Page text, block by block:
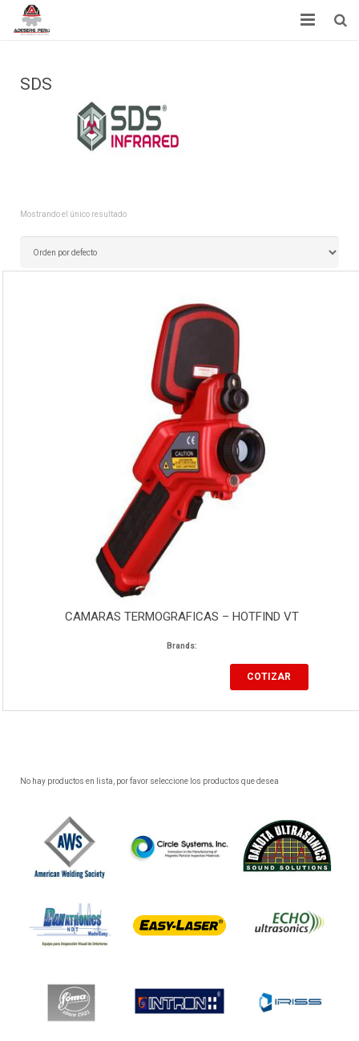
SDS
Mostrando el único resultado
CAMARAS TERMOGRAFICAS – HOTFIND VT
Brands:
COTIZAR
No hay productos en lista, por favor seleccione los productos que desea